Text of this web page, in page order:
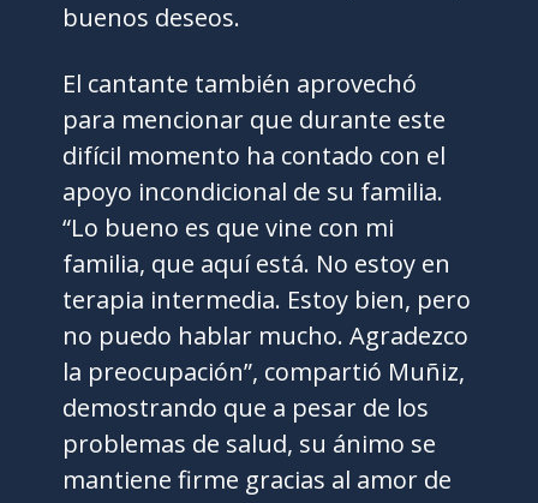
buenos deseos.
El cantante también aprovechó
para mencionar que durante este
difícil momento ha contado con el
apoyo incondicional de su familia.
“Lo bueno es que vine con mi
familia, que aquí está. No estoy en
terapia intermedia. Estoy bien, pero
no puedo hablar mucho. Agradezco
la preocupación”, compartió Muñiz,
demostrando que a pesar de los
problemas de salud, su ánimo se
mantiene firme gracias al amor de